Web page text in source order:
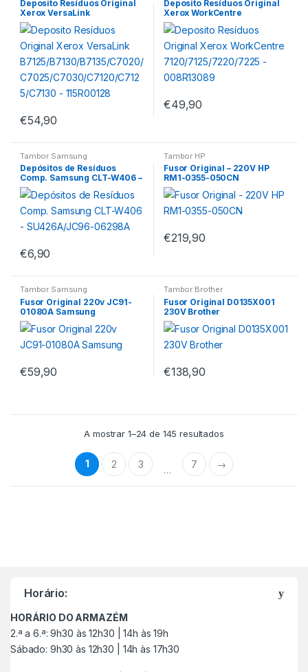
Deposito Resíduos Original
Xerox VersaLink
B7125/B7130/B7135/C7020/C
7025/C7030/C7120/C7125/C
7130 – 115R00128
€54,90
Deposito Resíduos Original
Xerox WorkCentre
7120/7125/7220/7225 –
008R13089
€49,90
Tambor Samsung
Depósitos de Resíduos
Comp. Samsung CLT-W406 –
SU426A/JC96-06298A
€6,90
Tambor HP
Fusor Original – 220V HP
RM1-0355-050CN
€219,90
Tambor Samsung
Fusor Original 220v JC91-
01080A Samsung
€59,90
Tambor Brother
Fusor Original D0135X001
230V Brother
€138,90
A mostrar 1–24 de 145 resultados
1 2 3 … 7 →
Horário:
HORÁRIO DO ARMAZÉM
2.ª a 6.ª: 9h30 às 12h30 | 14h às 19h
Sábado: 9h30 às 12h30 | 14h às 17h30